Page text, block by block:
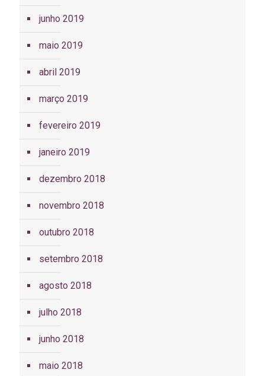
junho 2019
maio 2019
abril 2019
março 2019
fevereiro 2019
janeiro 2019
dezembro 2018
novembro 2018
outubro 2018
setembro 2018
agosto 2018
julho 2018
junho 2018
maio 2018